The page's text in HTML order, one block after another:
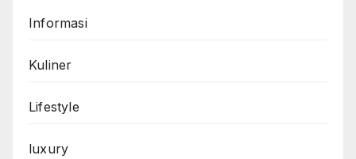
Informasi
Kuliner
Lifestyle
luxury